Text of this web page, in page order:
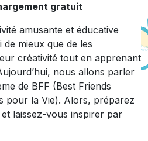
gratuit
amusante et éducative
mieux que de les
créativité tout en apprenant
nous allons parler
de BFF (Best Friends
pour la Vie). Alors, préparez
laissez-vous inspirer par